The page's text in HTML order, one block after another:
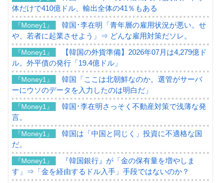
体だけで410億ドル、輸出全体の41％もある
『Money1』
韓国･李在明「青年層の雇用状況が悪い。せ
や、若者に起業させよう」⇒ どんな雇用対策だソレ。
『Money1』
【韓国の外貨準備】2026年07月は4,279億ド
ル。外平債の発行「19.4億ドル」
『Money1』
韓国「ここは北朝鮮なのか。選管がサーバ
ーにウソのデータを入力したのは明白だ」
『Money1』
韓国･李在明さっそく不動産対策で浅薄な発
言。
『Money1』
韓国は「中国と同じく」投資に不適格な国
だ。
『Money1』
『韓国銀行』が「金の保有量を増やしま
す」⇒「金を経由するドル入手」手段ではないのか？